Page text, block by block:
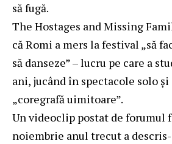
să fugă.
The Hostages and Missing
că Romi a mers la festival „să
să danseze” – lucru pe care a
ani, jucând în spectacole solo
„coregrafă uimitoare”.
Un videoclip postat de
noiembrie anul trecut a